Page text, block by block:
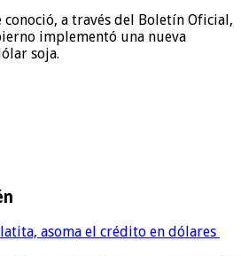
conoció, a través del Boletín Oficial,
implementó una nueva
soja.